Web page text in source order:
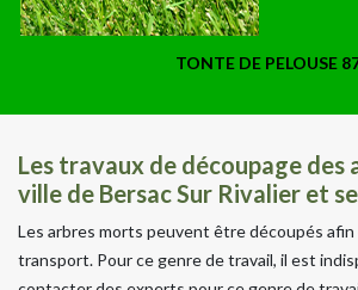
TONTE DE PELOUSE
Les travaux de découpage des
ville de Bersac Sur Rivalier et
Les arbres morts peuvent être découpés
transport. Pour ce genre de travail, il est